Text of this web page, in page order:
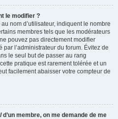
le modifier ?
nom d’utilisateur, indiquent le nombre
membres tels que les modérateurs
pouvez pas directement modifier
par l’administrateur du forum. Évitez de
le seul but de passer au rang
pratique est rarement tolérée et un
facilement abaisser votre compteur de
d’un membre, on me demande de me